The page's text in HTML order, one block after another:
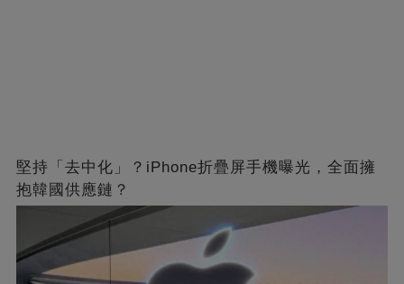
堅持「去中化」？iPhone折疊屏手機曝光，全面擁
抱韓國供應鏈？